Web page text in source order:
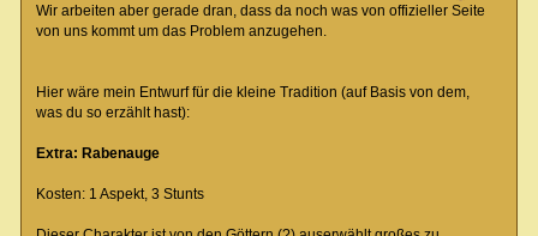
Wir arbeiten aber gerade dran, dass da noch was von offizieller Seite
von uns kommt um das Problem anzugehen.
Hier wäre mein Entwurf für die kleine Tradition (auf Basis von dem,
was du so erzählt hast):
Extra: Rabenauge
Kosten: 1 Aspekt, 3 Stunts